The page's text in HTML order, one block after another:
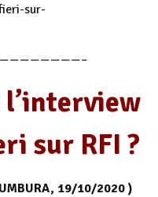
sur-
sur RFI ?
19/10/2020 )